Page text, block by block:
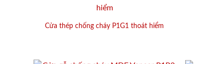
Cửa thép chống cháy P1G1 thoát hiểm